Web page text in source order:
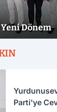
Dönem
Parti'ye